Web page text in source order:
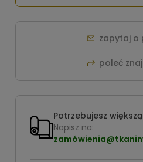
zapytaj o
poleć
Potrzebujesz
Napisz na: